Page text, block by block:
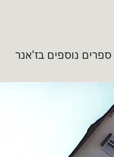
ספרים נוספים בז'אנר